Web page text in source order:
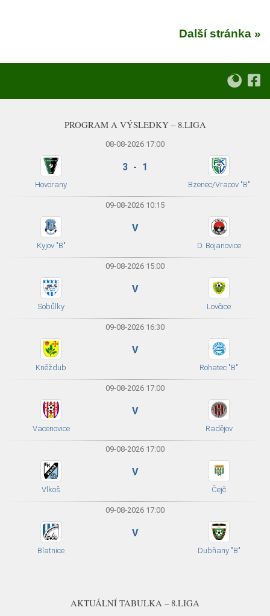
Další stránka »
PROGRAM A VÝSLEDKY – 8.LIGA
08-08-2026 17:00
Hovorany
3 - 1
Bzenec/Vracov "B"
09-08-2026 10:15
Kyjov "B"
V
D. Bojanovice
09-08-2026 15:00
Sobůlky
V
Lovčice
09-08-2026 16:30
Kněždub
V
Rohatec "B"
09-08-2026 17:00
Vacenovice
V
Radějov
09-08-2026 17:00
Vlkoš
V
Čejč
09-08-2026 17:00
Blatnice
V
Dubňany "B"
AKTUÁLNÍ TABULKA – 8.LIGA